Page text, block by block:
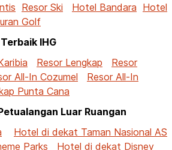
Resor Ski Hotel Bandara Hotel
Golf
IHG
Resor Lengkap
Resor
All-In Cozumel
Resor All-In
Punta Cana
Luar Ruangan
Hotel di dekat Taman Nasional AS
Parks
Hotel di dekat Disney